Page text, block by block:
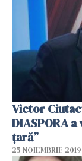
Victor
DIASPORA
țară”
25 NOIEMBRIE 2019